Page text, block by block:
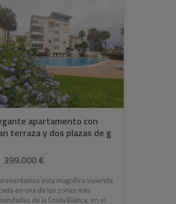
apartamento con
terraza y dos plazas de g
399.000 €
esta magnífica vivienda
en una de las zonas más
de la Costa Blanca, en el